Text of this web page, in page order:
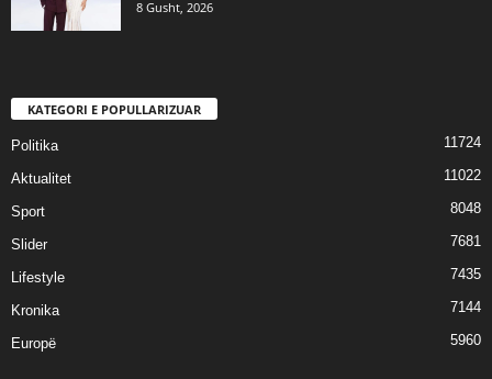
8 Gusht, 2026
KATEGORI E POPULLARIZUAR
Politika 11724
Aktualitet 11022
Sport 8048
Slider 7681
Lifestyle 7435
Kronika 7144
Europë 5960